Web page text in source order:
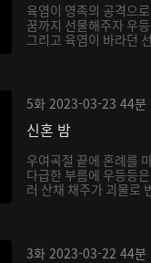
육염이 영족의 공격으
꿈까지 선물해주자 우
그리고 육염이 바라던
5화 2023-03-23 44분
신혼 밤
우여곡절 끝에 혼례를
다급한 부름에 우등등
러 산채 채주가 괴물로
3화 2023-03-22 44분